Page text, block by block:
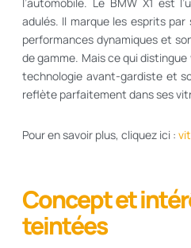
adulés. Il marque les esprits
performances dynamiques et
de gamme. Mais ce qui distingue
technologie avant-gardiste et
reflète parfaitement dans ses
Pour en savoir plus, cliquez ici :
Concept et
teintées